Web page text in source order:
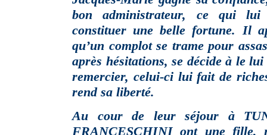
bon administrateur, ce qui lui
constituer une belle fortune. Il
qu’un complot se trame pour
après hésitations, se décide à le
remercier, celui-ci lui fait de
rend sa liberté.
Au cour de leur séjour à
FRANCESCHINI ont une fille,